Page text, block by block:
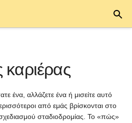
ένα, αλλάζετε ένα ή μισείτε αυτό
από εμάς βρίσκονται στο
σταδιοδρομίας. Το «πώς»